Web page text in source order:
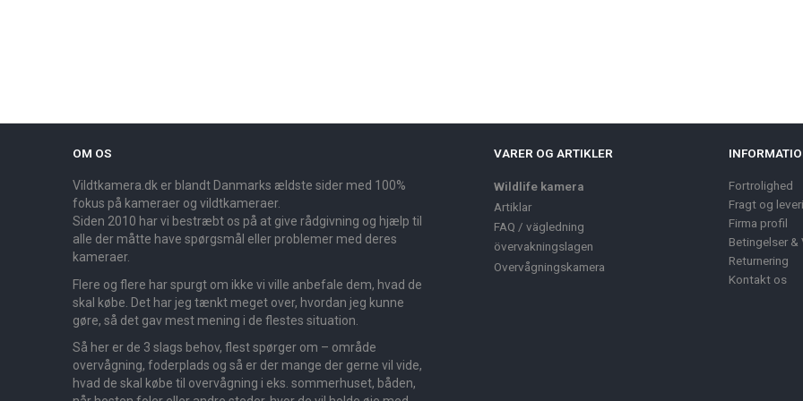
OM OS
Vildtkamera.dk er blandt Danmarks ældste sider med 100%
fokus på kameraer og vildtkameraer.
Siden 2010 har vi bestræbt os på at give rådgivning og hjælp til
alle der måtte have spørgsmål eller problemer med deres
kameraer.
Flere og flere har spurgt om ikke vi ville anbefale dem, hvad de
skal købe. Det har jeg tænkt meget over, hvordan jeg kunne
gøre, så det gav mest mening i de flestes situation.
Så her er de 3 slags behov, flest spørger om – område
overvågning, foderplads og så er der mange der gerne vil vide,
hvad de skal købe til overvågning i eks. sommerhuset, båden,
VARER OG ARTIKLER
Wildlife kamera
Artiklar
FAQ / vägledning
övervakningslagen
Overvågningskamera
Fortrolighed
Fragt og
Firma profil
Betingelser &
Returnering
Kontakt os